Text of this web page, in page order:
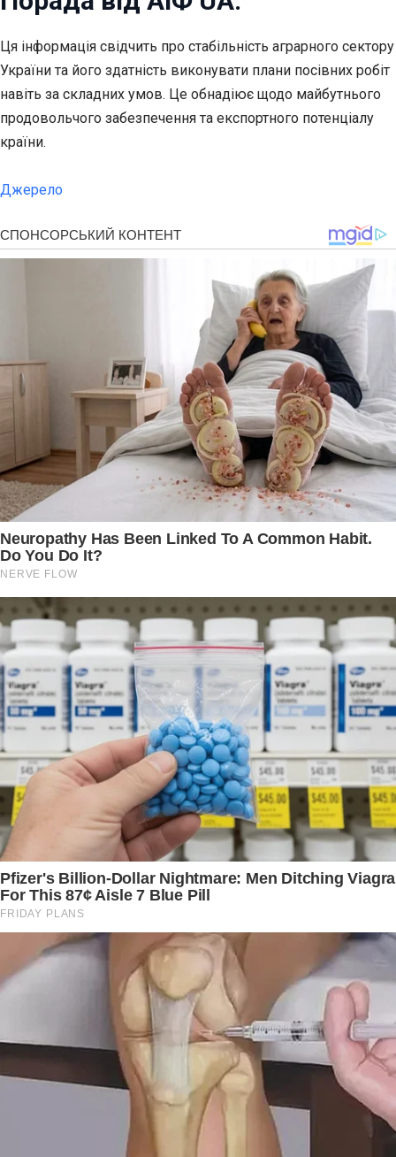
Ця інформація свідчить про стабільність аграрного сектору
України та його здатність виконувати плани посівних робіт
навіть за складних умов. Це обнадіює щодо майбутнього
продовольчого забезпечення та експортного потенціалу
країни.
Джерело